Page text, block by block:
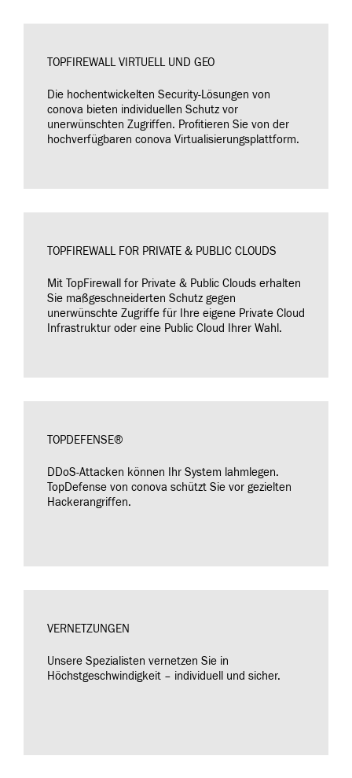
TOPFIREWALL VIRTUELL UND GEO
Die hochentwickelten Security-Lösungen von
conova bieten individuellen Schutz vor
unerwünschten Zugriffen. Profitieren Sie von der
hochverfügbaren conova Virtualisierungsplattform.
TOPFIREWALL FOR PRIVATE & PUBLIC CLOUDS
Mit TopFirewall for Private & Public Clouds erhalten
Sie maßgeschneiderten Schutz gegen
unerwünschte Zugriffe für Ihre eigene Private Cloud
Infrastruktur oder eine Public Cloud Ihrer Wahl.
TOPDEFENSE®
DDoS-Attacken können Ihr System lahmlegen.
TopDefense von conova schützt Sie vor gezielten
Hackerangriffen.
VERNETZUNGEN
Unsere Spezialisten vernetzen Sie in
Höchstgeschwindigkeit – individuell und sicher.